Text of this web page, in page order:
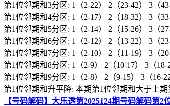
第1位邻期和3分区: 1（2-22） 2（23-42） 3（43-
第1位邻期和4分区: 1（2-17） 2（18-32） 3（
第1位邻期和5分区: 1（2-14） 2（15-26） 3（
第1位邻期和6分区: 1（2-12） 2（13-22） 3（
第1位邻期和7分区: 1（2-10） 2（11-19） 3（
第1位邻期和8分区: 1（2-9） 2（10-17） 3（18-
第1位邻期和9分区: 1（2-8） 2（9-15） 3（16-
第1位邻期和升平降: 本期第1位邻期和大于上
【号码解码】大乐透第2025124期号码解码第